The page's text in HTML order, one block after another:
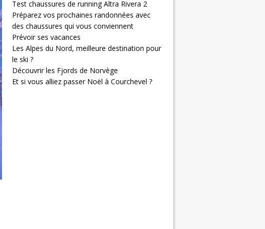
Test chaussures de running Altra Rivera 2
Préparez vos prochaines randonnées avec
des chaussures qui vous conviennent
Prévoir ses vacances
Les Alpes du Nord, meilleure destination pour
le ski ?
Découvrir les Fjords de Norvège
Et si vous alliez passer Noël à Courchevel ?